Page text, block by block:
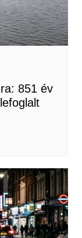
851 év